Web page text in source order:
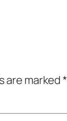
are marked*